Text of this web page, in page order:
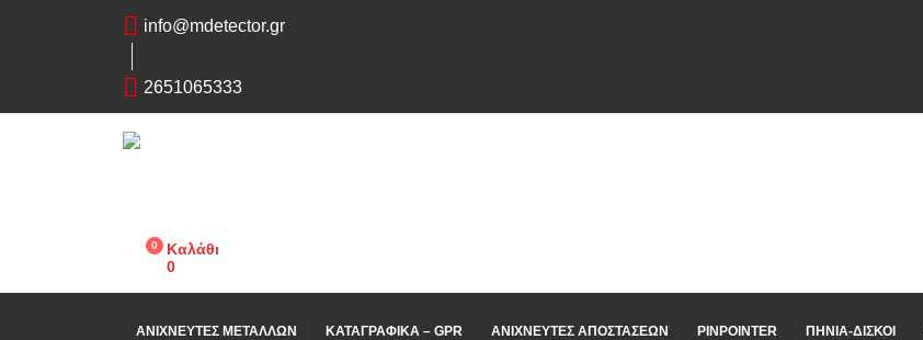
info@mdetector.gr
2651065333
0
Καλάθι
0
ΑΝΙΧΝΕΥΤΕΣ ΜΕΤΑΛΛΩΝ ΚΑΤΑΓΡΑΦΙΚΑ – GPR ΑΝΙΧΝΕΥΤΕΣ ΑΠΟΣΤΑΣΕΩΝ PINPOINTER ΠΗΝΙΑ-ΔΙΣΚΟΙ